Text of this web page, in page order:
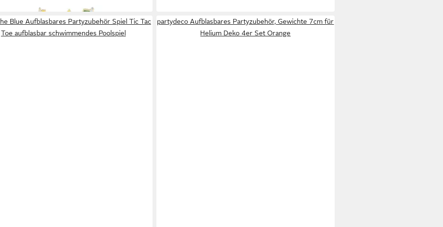
Blue Aufblasbares Partyzubehör Spiel Tic Tac
Toe aufblasbar schwimmendes Poolspiel
partydeco Aufblasbares Partyzubehör, Gewichte 7cm für
Helium Deko 4er Set Orange